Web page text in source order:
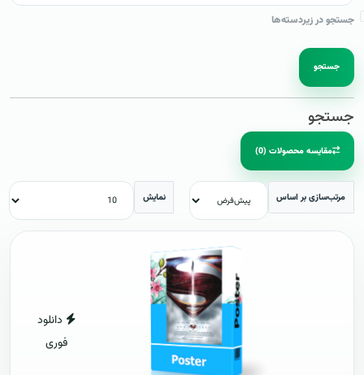
جستجو در زیردسته‌ها
جستجو
جستجو
مقایسه محصولات (0)
مرتب‌سازی بر اساس نمایش
دانلود
فوری